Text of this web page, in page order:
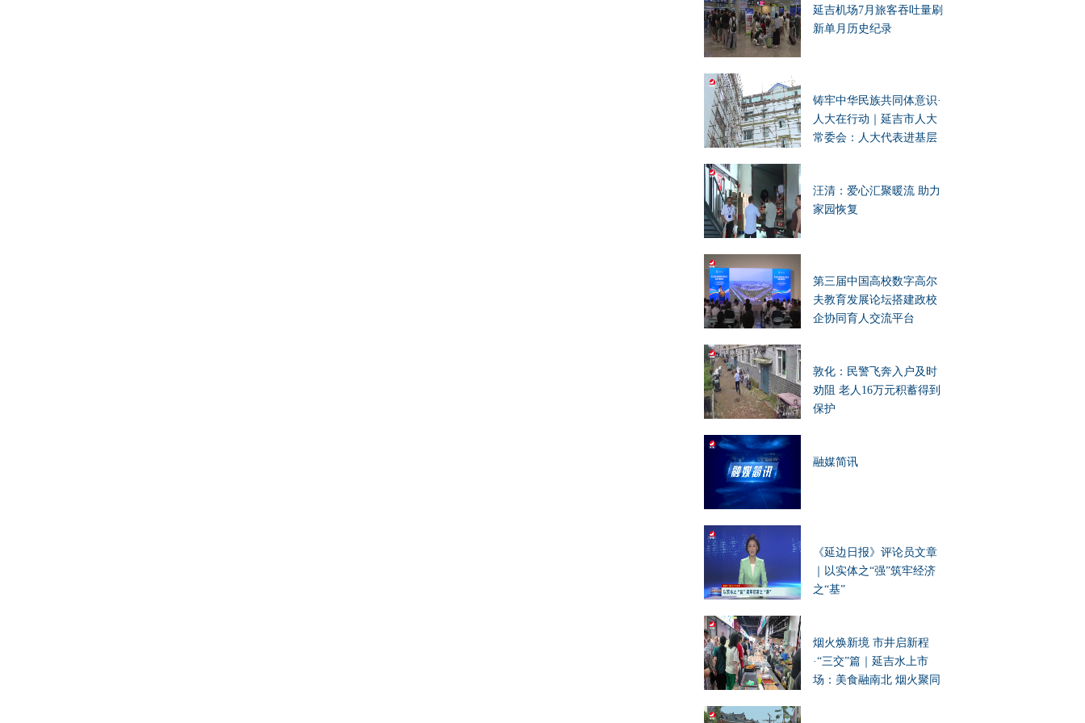
延吉机场7月旅客吞吐量刷
新单月历史纪录
铸牢中华民族共同体意识·
人大在行动｜延吉市人大
常委会：人大代表进基层
汪清：爱心汇聚暖流 助力
家园恢复
第三届中国高校数字高尔
夫教育发展论坛搭建政校
企协同育人交流平台
敦化：民警飞奔入户及时
劝阻 老人16万元积蓄得到
保护
融媒简讯
《延边日报》评论员文章
｜以实体之“强”筑牢经济
之“基”
烟火焕新境 市井启新程
·“三交”篇｜延吉水上市
场：美食融南北 烟火聚同